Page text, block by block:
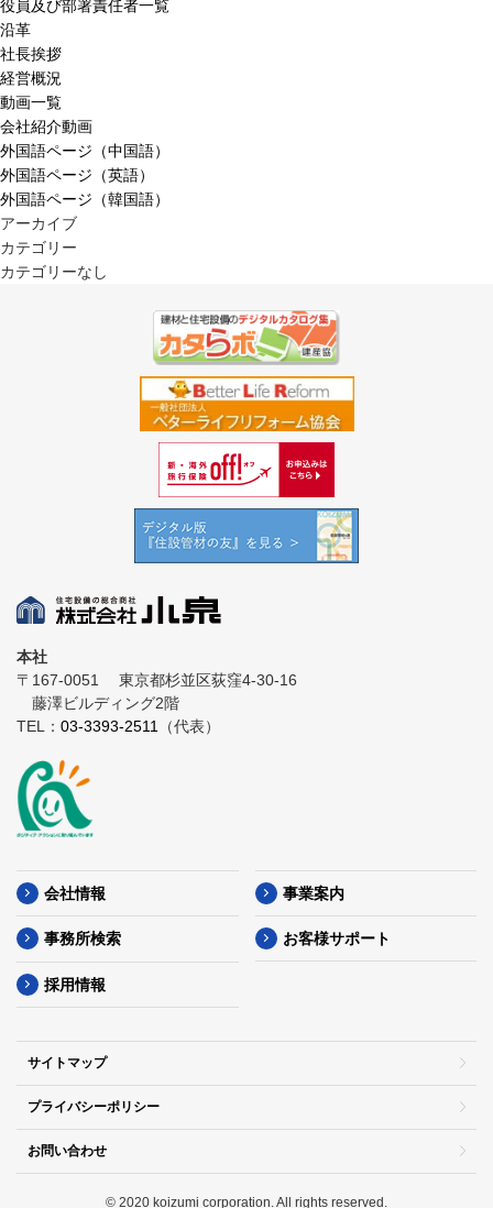
役員及び部署責任者一覧
沿革
社長挨拶
経営概況
動画一覧
会社紹介動画
外国語ページ（中国語）
外国語ページ（英語）
外国語ページ（韓国語）
アーカイブ
カテゴリー
カテゴリーなし
本社
〒167-0051
東京都杉並区荻窪4-30-16
藤澤ビルディング2階
TEL： 03-3393-2511 （代表）
会社情報 事業案内
事務所検索 お客様サポート
採用情報
サイトマップ
プライバシーポリシー
お問い合わせ
© 2020 koizumi corporation. All rights reserved.